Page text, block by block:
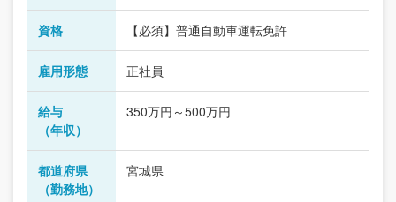
資格 【必須】普通自動車運転免許
雇用形態 正社員
給与
（年収）
350万円～500万円
都道府県
（勤務地）
宮城県